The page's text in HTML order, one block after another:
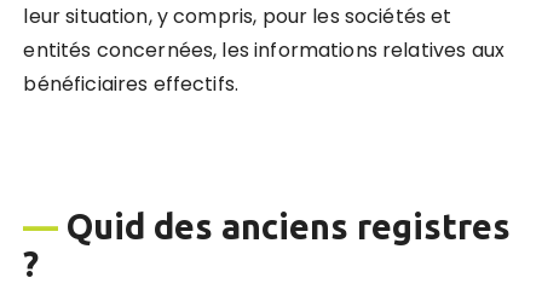
leur situation, y compris, pour les sociétés et
entités concernées, les informations relatives aux
bénéficiaires effectifs.
— Quid des anciens registres
?